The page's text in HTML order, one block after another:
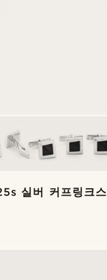
실버 커프링크스